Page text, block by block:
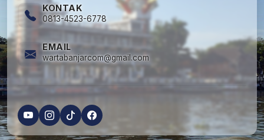
KONTAK
0813-4523-6778
EMAIL
wartabanjarcom@gmail.com